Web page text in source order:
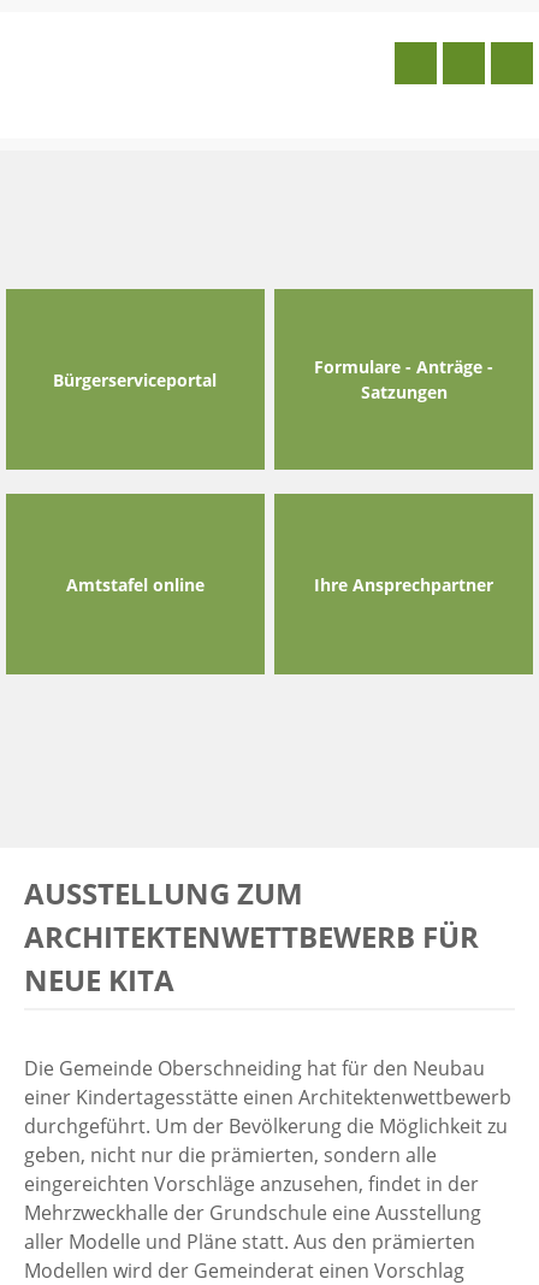
Bürgerserviceportal
Formulare - Anträge -
Satzungen
Amtstafel online Ihre Ansprechpartner
AUSSTELLUNG ZUM
ARCHITEKTENWETTBEWERB FÜR
NEUE KITA
Die Gemeinde Oberschneiding hat für den Neubau
einer Kindertagesstätte einen Architektenwettbewerb
durchgeführt. Um der Bevölkerung die Möglichkeit zu
geben, nicht nur die prämierten, sondern alle
eingereichten Vorschläge anzusehen, findet in der
Mehrzweckhalle der Grundschule eine Ausstellung
aller Modelle und Pläne statt. Aus den prämierten
Modellen wird der Gemeinderat einen Vorschlag